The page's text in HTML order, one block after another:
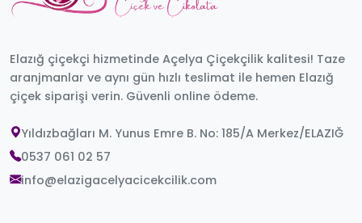
Elazığ çiçekçi hizmetinde Açelya Çiçekçilik kalitesi! Taze
aranjmanlar ve aynı gün hızlı teslimat ile hemen Elazığ
çiçek siparişi verin. Güvenli online ödeme.
Yıldızbağları M. Yunus Emre B. No: 185/A Merkez/ELAZIĞ
0537 061 02 57
info@elazigacelyacicekcilik.com